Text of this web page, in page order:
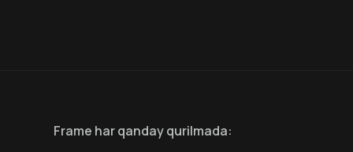
Frame har qanday qurilmada: